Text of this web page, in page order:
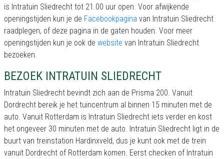
is Intratuin Sliedrecht tot 21.00 uur open. Voor afwijkende
openingstijden kun je de Facebookpagina van Intratuin Sliedrecht
raadplegen, of deze pagina in de gaten houden. Voor meer
openingstijden kun je ook de website van Intratuin Sliedrecht
bezoeken.
BEZOEK INTRATUIN SLIEDRECHT
Intratuin Sliedrecht bevindt zich aan de Prisma 200. Vanuit
Dordrecht bereik je het tuincentrum al binnen 15 minuten met de
auto. Vanuit Rotterdam is Intratuin Sliedrecht iets verder en kost
het ongeveer 30 minuten met de auto. Intratuin Sliedrecht ligt in de
buurt van treinstation Hardinxveld, dus je kunt ook met de trein
vanuit Dordrecht of Rotterdam komen. Eerst checken of Intratuin